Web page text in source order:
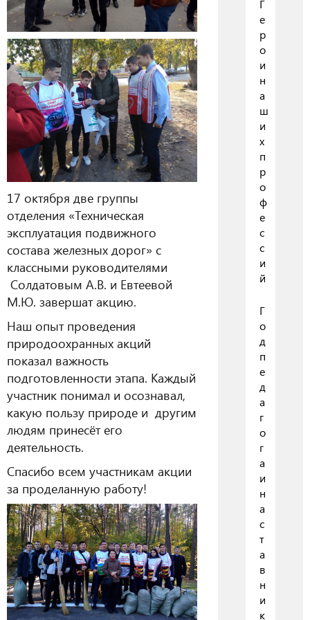
17 октября две группы
отделения «Техническая
эксплуатация подвижного
состава железных дорог» с
классными руководителями
Солдатовым А.В. и Евтеевой
М.Ю. завершат акцию.
Наш опыт проведения
природоохранных акций
показал важность
подготовленности этапа. Каждый
участник понимал и осознавал,
какую пользу природе и другим
людям принесёт его
деятельность.
Спасибо всем участникам акции
за проделанную работу!
Г
е
р
о
и
н
а
ш
и
х
п
р
о
ф
е
с
с
и
й
Г
о
д
п
е
д
а
г
о
г
а
и
н
а
с
т
а
в
н
и
к